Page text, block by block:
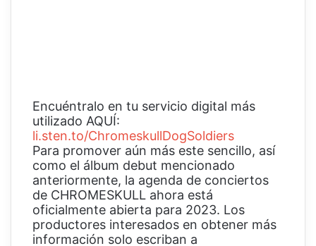
Encuéntralo en tu servicio digital más
utilizado AQUÍ:
li.sten.to/ChromeskullDogSoldiers
Para promover aún más este sencillo, así
como el álbum debut mencionado
anteriormente, la agenda de conciertos
de CHROMESKULL ahora está
oficialmente abierta para 2023. Los
productores interesados en obtener más
información solo escriban a